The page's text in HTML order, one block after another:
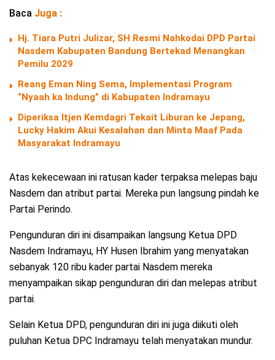
Baca Juga :
Hj. Tiara Putri Julizar, SH Resmi Nahkodai DPD Partai
Nasdem Kabupaten Bandung Bertekad Menangkan
Pemilu 2029
Reang Eman Ning Sema, Implementasi Program
“Nyaah ka Indung” di Kabupaten Indramayu
Diperiksa Itjen Kemdagri Tekait Liburan ke Jepang,
Lucky Hakim Akui Kesalahan dan Minta Maaf Pada
Masyarakat Indramayu
Atas kekecewaan ini ratusan kader terpaksa melepas baju
Nasdem dan atribut partai. Mereka pun langsung pindah ke
Partai Perindo.
Pengunduran diri ini disampaikan langsung Ketua DPD
Nasdem Indramayu, HY Husen Ibrahim yang menyatakan
sebanyak 120 ribu kader partai Nasdem mereka
menyampaikan sikap pengunduran diri dan melepas atribut
partai.
Selain Ketua DPD, pengunduran diri ini juga diikuti oleh
puluhan Ketua DPC Indramayu telah menyatakan mundur.